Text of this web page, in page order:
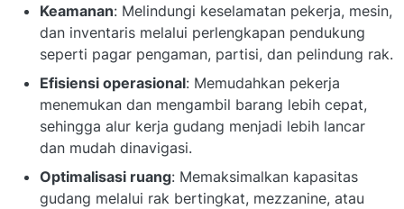
Keamanan: Melindungi keselamatan pekerja, mesin,
dan inventaris melalui perlengkapan pendukung
seperti pagar pengaman, partisi, dan pelindung rak.
Efisiensi operasional: Memudahkan pekerja
menemukan dan mengambil barang lebih cepat,
sehingga alur kerja gudang menjadi lebih lancar
dan mudah dinavigasi.
Optimalisasi ruang: Memaksimalkan kapasitas
gudang melalui rak bertingkat, mezzanine, atau